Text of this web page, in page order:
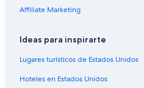
Affiliate Marketing
Ideas para inspirarte
Lugares turísticos de Estados Unidos
Hoteles en Estados Unidos